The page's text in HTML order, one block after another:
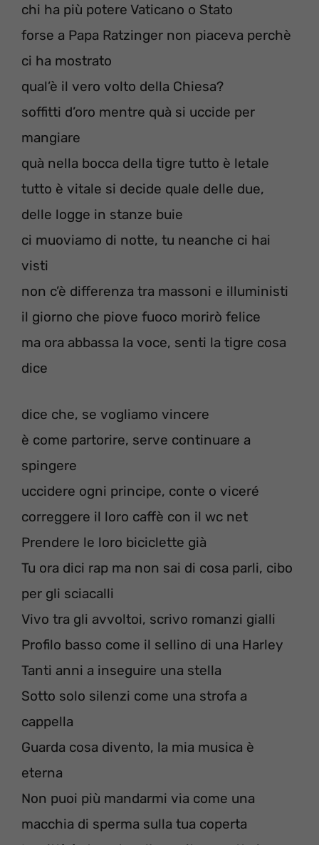
chi ha più potere Vaticano o Stato
forse a Papa Ratzinger non piaceva perchè
ci ha mostrato
qual’è il vero volto della Chiesa?
soffitti d’oro mentre quà si uccide per
mangiare
quà nella bocca della tigre tutto è letale
tutto è vitale si decide quale delle due,
delle logge in stanze buie
ci muoviamo di notte, tu neanche ci hai
visti
non c’è differenza tra massoni e illuministi
il giorno che piove fuoco morirò felice
ma ora abbassa la voce, senti la tigre cosa
dice
dice che, se vogliamo vincere
è come partorire, serve continuare a
spingere
uccidere ogni principe, conte o viceré
correggere il loro caffè con il wc net
Prendere le loro biciclette già
Tu ora dici rap ma non sai di cosa parli, cibo
per gli sciacalli
Vivo tra gli avvoltoi, scrivo romanzi gialli
Profilo basso come il sellino di una Harley
Tanti anni a inseguire una stella
Sotto solo silenzi come una strofa a
cappella
Guarda cosa divento, la mia musica è
eterna
Non puoi più mandarmi via come una
macchia di sperma sulla tua coperta